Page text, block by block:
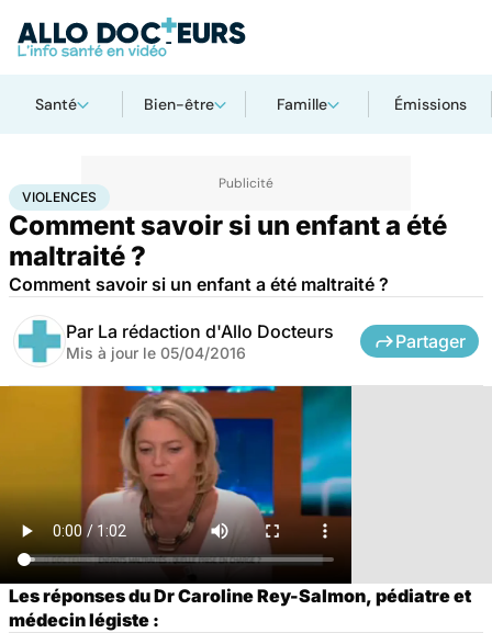
Santé Bien-être Famille Émissions
AccueilFamilleEnfant
VIOLENCES
Comment savoir si un enfant a été
maltraité ?
Comment savoir si un enfant a été maltraité ?
Par La rédaction d'Allo Docteurs
Mis à jour le 05/04/2016
Partager
Les réponses du Dr Caroline Rey-Salmon, pédiatre et
médecin légiste :